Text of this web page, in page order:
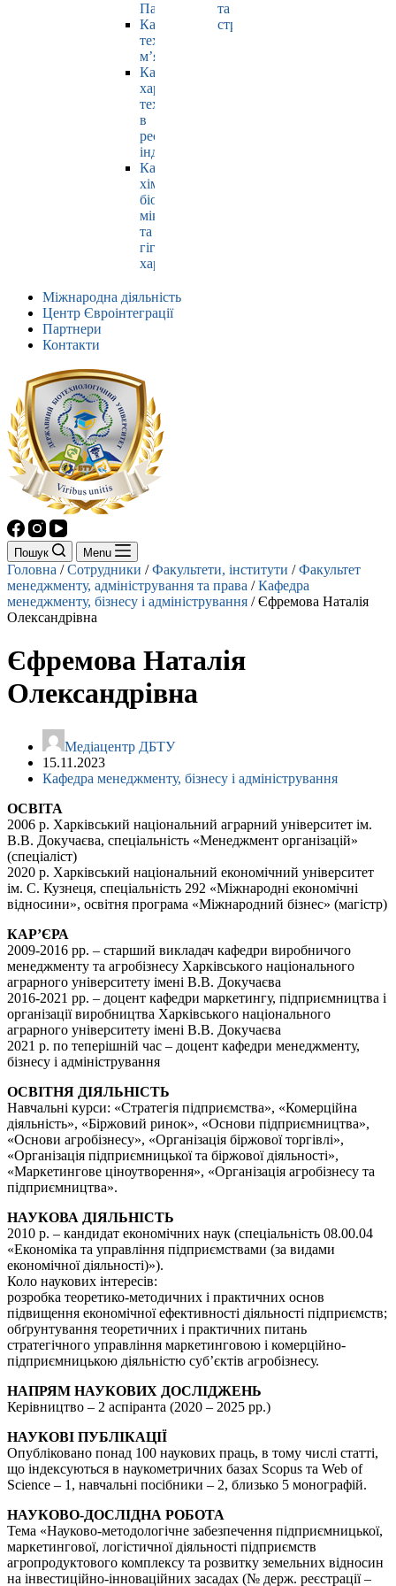
Павлюк
Кафедра
технології
м’яса
Кафедра
харчових
технологій
в
ресторанній
індустрії
Кафедра
хімії,
біохімії,
мікробіології
та
гігієни
харчування
та
страхування
Міжнародна діяльність
Центр Євроінтеграції
Партнери
Контакти
Пошук Menu
Головна /Сотрудники /Факультети, інститути /Факультет
менеджменту, адміністрування та права /Кафедра
менеджменту, бізнесу і адміністрування /Єфремова Наталія
Олександрівна
Єфремова Наталія
Олександрівна
Mедіацентр ДБТУ
15.11.2023
Кафедра менеджменту, бізнесу і адміністрування
ОСВІТА
2006 р. Харківський національний аграрний університет ім.
В.В. Докучаєва, спеціальність «Менеджмент організацій»
(спеціаліст)
2020 р. Харківський національний економічний університет
ім. С. Кузнеця, спеціальність 292 «Міжнародні економічні
відносини», освітня програма «Міжнародний бізнес» (магістр)
КАР’ЄРА
2009-2016 рр. – старший викладач кафедри виробничого
менеджменту та агробізнесу Харківського національного
аграрного університету імені В.В. Докучаєва
2016-2021 рр. – доцент кафедри маркетингу, підприємництва і
організації виробництва Харківського національного
аграрного університету імені В.В. Докучаєва
2021 р. по теперішній час – доцент кафедри менеджменту,
бізнесу і адміністрування
ОСВІТНЯ ДІЯЛЬНІСТЬ
Навчальні курси: «Стратегія підприємства», «Комерційна
діяльність», «Біржовий ринок», «Основи підприємництва»,
«Основи агробізнесу», «Організація біржової торгівлі»,
«Організація підприємницької та біржової діяльності»,
«Маркетингове ціноутворення», «Організація агробізнесу та
підприємництва».
НАУКОВА ДІЯЛЬНІСТЬ
2010 р. – кандидат економічних наук (спеціальність 08.00.04
«Економіка та управління підприємствами (за видами
економічної діяльності)»).
Коло наукових інтересів:
розробка теоретико-методичних і практичних основ
підвищення економічної ефективності діяльності підприємств;
обґрунтування теоретичних і практичних питань
стратегічного управління маркетинговою і комерційно-
підприємницькою діяльністю суб’єктів агробізнесу.
НАПРЯМ НАУКОВИХ ДОСЛІДЖЕНЬ
Керівництво – 2 аспіранта (2020 – 2025 рр.)
НАУКОВІ ПУБЛІКАЦІЇ
Опубліковано понад 100 наукових праць, в тому числі статті,
що індексуються в наукометричних базах Scopus та Web of
Science – 1, навчальні посібники – 2, близько 5 монографій.
НАУКОВО-ДОСЛІДНА РОБОТА
Тема «Науково-методологічне забезпечення підприємницької,
маркетингової, логістичної діяльності підприємств
агропродуктового комплексу та розвитку земельних відносин
на інвестиційно-інноваційних засадах (№ держ. реєстрації –